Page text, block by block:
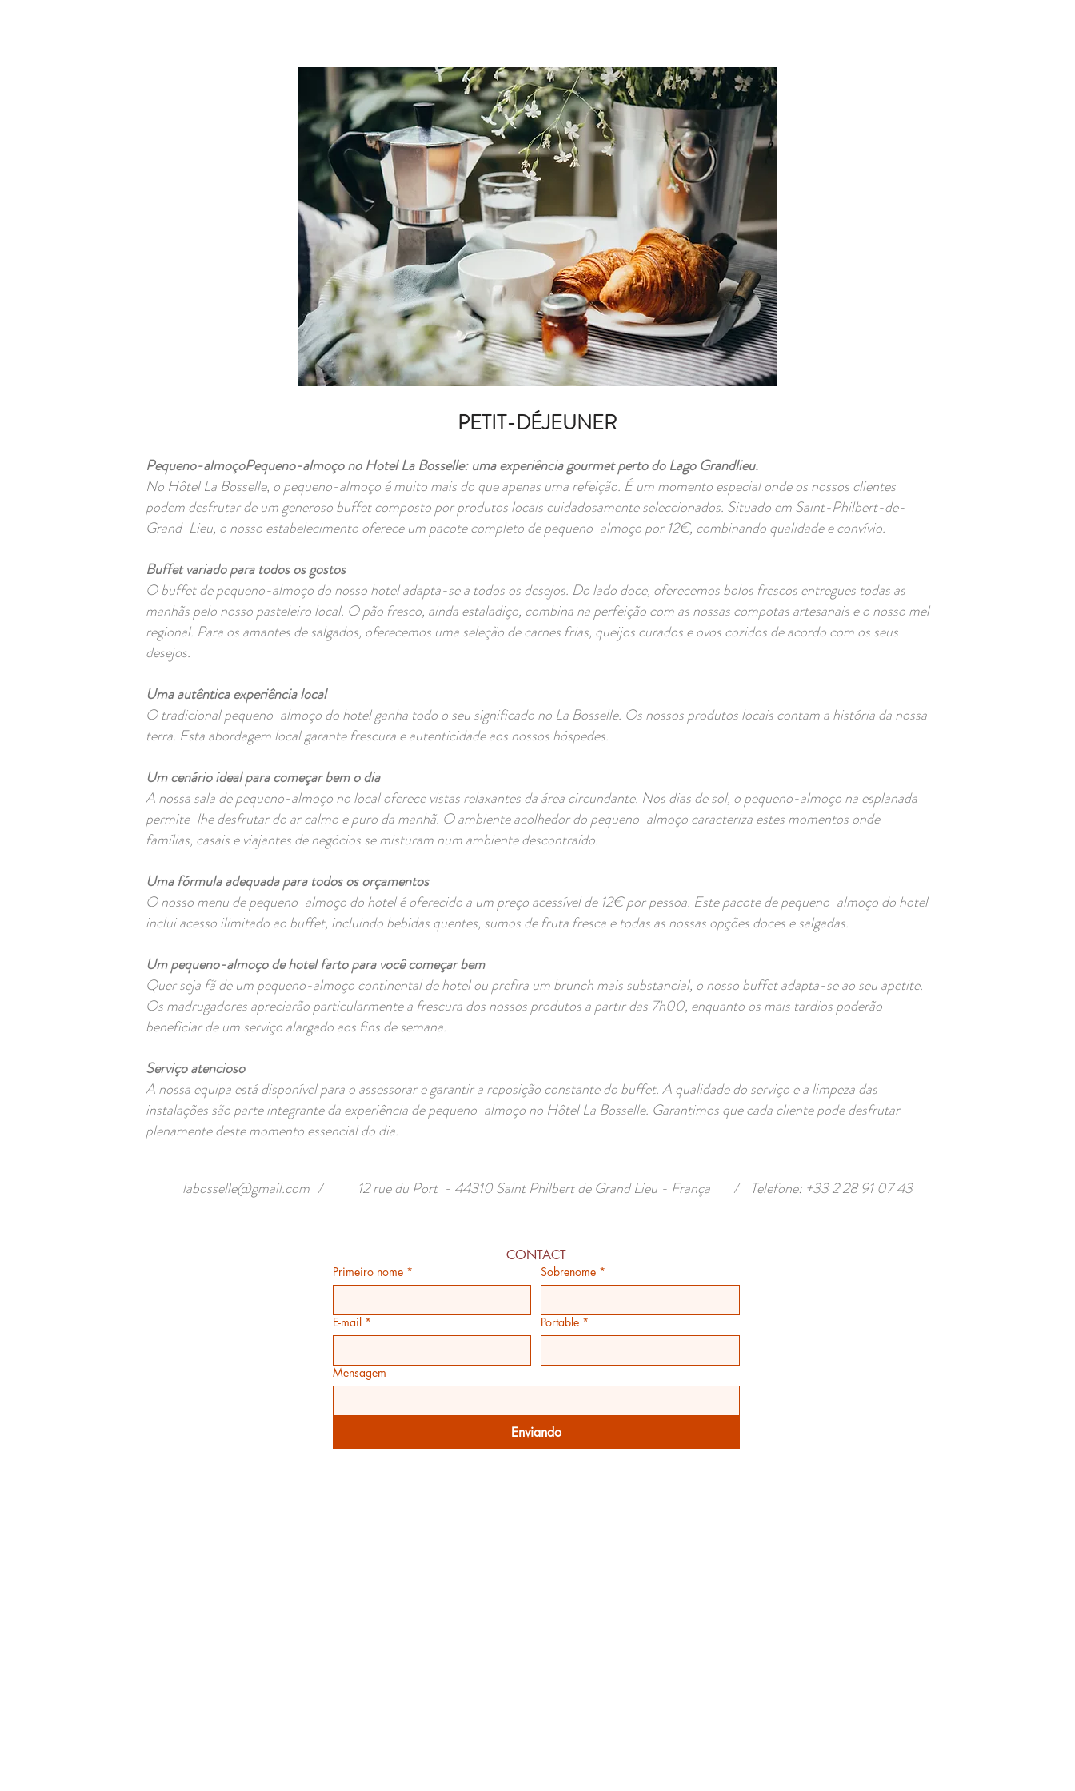
PETIT-DÉJEUNER
Pequeno-almoçoPequeno-almoço no Hotel La Bosselle: uma experiência gourmet perto do Lago Grandlieu.
No Hôtel La Bosselle, o pequeno-almoço é muito mais do que apenas uma refeição. É um momento especial onde os nossos clientes
podem desfrutar de um generoso buffet composto por produtos locais cuidadosamente seleccionados. Situado em Saint-Philbert-de-
Grand-Lieu, o nosso estabelecimento oferece um pacote completo de pequeno-almoço por 12€, combinando qualidade e convívio.
Buffet variado para todos os gostos
O buffet de pequeno-almoço do nosso hotel adapta-se a todos os desejos. Do lado doce, oferecemos bolos frescos entregues todas as
manhãs pelo nosso pasteleiro local. O pão fresco, ainda estaladiço, combina na perfeição com as nossas compotas artesanais e o nosso mel
regional. Para os amantes de salgados, oferecemos uma seleção de carnes frias, queijos curados e ovos cozidos de acordo com os seus
desejos.
Uma autêntica experiência local
O tradicional pequeno-almoço do hotel ganha todo o seu significado no La Bosselle. Os nossos produtos locais contam a história da nossa
terra. Esta abordagem local garante frescura e autenticidade aos nossos hóspedes.
Um cenário ideal para começar bem o dia
A nossa sala de pequeno-almoço no local oferece vistas relaxantes da área circundante. Nos dias de sol, o pequeno-almoço na esplanada
permite-lhe desfrutar do ar calmo e puro da manhã. O ambiente acolhedor do pequeno-almoço caracteriza estes momentos onde
famílias, casais e viajantes de negócios se misturam num ambiente descontraído.
Uma fórmula adequada para todos os orçamentos
O nosso menu de pequeno-almoço do hotel é oferecido a um preço acessível de 12€ por pessoa. Este pacote de pequeno-almoço do hotel
inclui acesso ilimitado ao buffet, incluindo bebidas quentes, sumos de fruta fresca e todas as nossas opções doces e salgadas.
Um pequeno-almoço de hotel farto para você começar bem
Quer seja fã de um pequeno-almoço continental de hotel ou prefira um brunch mais substancial, o nosso buffet adapta-se ao seu apetite.
Os madrugadores apreciarão particularmente a frescura dos nossos produtos a partir das 7h00, enquanto os mais tardios poderão
beneficiar de um serviço alargado aos fins de semana.
Serviço atencioso
A nossa equipa está disponível para o assessorar e garantir a reposição constante do buffet. A qualidade do serviço e a limpeza das
instalações são parte integrante da experiência de pequeno-almoço no Hôtel La Bosselle. Garantimos que cada cliente pode desfrutar
plenamente deste momento essencial do dia.
Telefone: +33 2 28 91 07 43
labosselle@gmail.com 12 rue du Port - 44310 Saint Philbert de Grand Lieu - França
/ /
CONTACT
Primeiro nome * Sobrenome *
E-mail * Portable *
Mensagem
Enviando